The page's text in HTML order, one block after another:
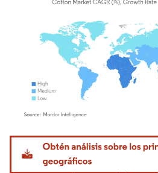
Imagen © Mordor Intelligence. El uso